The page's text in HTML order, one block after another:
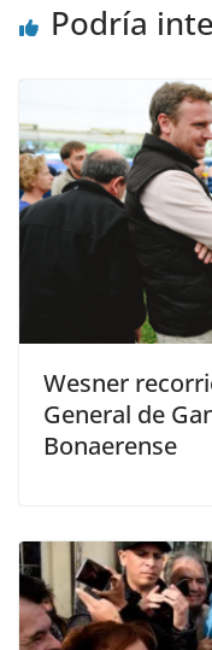
Podría
Wesner
General de
Bonaerense